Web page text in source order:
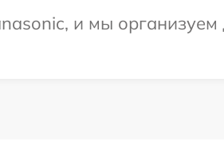
и мы организуем